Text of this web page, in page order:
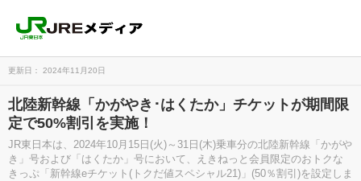
更新日： 2024年11月20日
北陸新幹線「かがやき･はくたか」チケットが期間限
定で50%割引を実施！
JR東日本は、2024年10月15日(火)～31日(木)乗車分の北陸新幹線「かがや
き」号および「はくたか」号において、えきねっと会員限定のおトクな
きっぷ「新幹線eチケット(トクだ値スペシャル21)」(50％割引)を設定しま